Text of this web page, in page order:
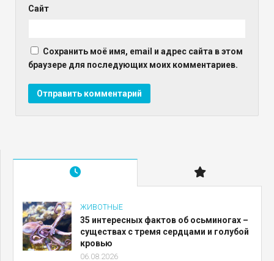
Сайт
Сохранить моё имя, email и адрес сайта в этом
браузере для последующих моих комментариев.
ЖИВОТНЫЕ
35 интересных фактов об осьминогах –
существах с тремя сердцами и голубой
кровью
06.08.2026